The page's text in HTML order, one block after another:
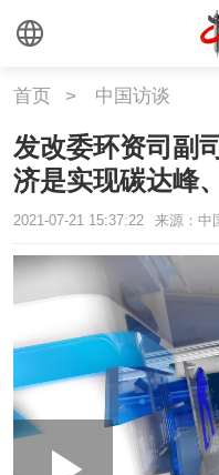
首页 > 中国访谈
发改委环资司副
济是实现碳达峰
2021-07-21 15:37:22 来源：中